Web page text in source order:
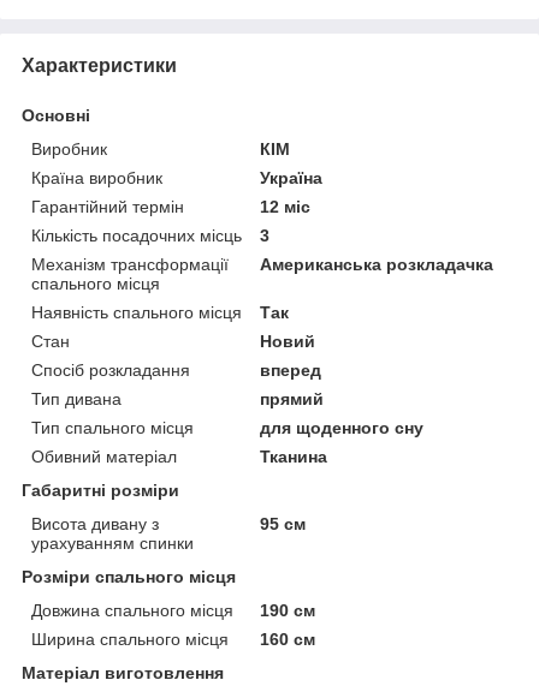
Характеристики
Основні
Виробник
КІМ
Країна виробник
Україна
Гарантійний термін
12 міс
Кількість посадочних місць
3
Механізм трансформації
спального місця
Американська розкладачка
Наявність спального місця
Так
Стан
Новий
Спосіб розкладання
вперед
Тип дивана
прямий
Тип спального місця
для щоденного сну
Обивний матеріал
Тканина
Габаритні розміри
Висота дивану з
урахуванням спинки
95 см
Розміри спального місця
Довжина спального місця
190 см
Ширина спального місця
160 см
Матеріал виготовлення